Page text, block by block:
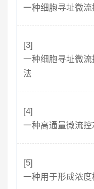
一种细胞寻址微
[3]
一种细胞寻址微
法
[4]
一种高通量微流
[5]
一种用于形成浓